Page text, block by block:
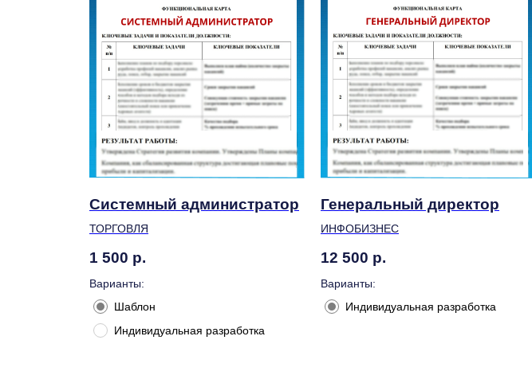
Системный администратор
ТОРГОВЛЯ
1 500 р.
Варианты:
Шаблон
Индивидуальная разработка
Генеральный директор
ИНФОБИЗНЕС
12 500 р.
Варианты:
Индивидуальная разработка